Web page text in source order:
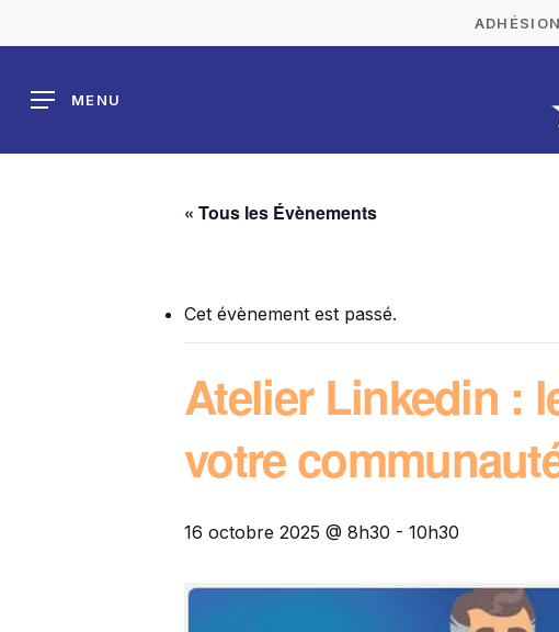
to
content
MENU
« Tous les Évènements
Cet évènement est passé.
Atelier Linkedin :
votre
16 octobre 2025 @ 8h30 - 10h30